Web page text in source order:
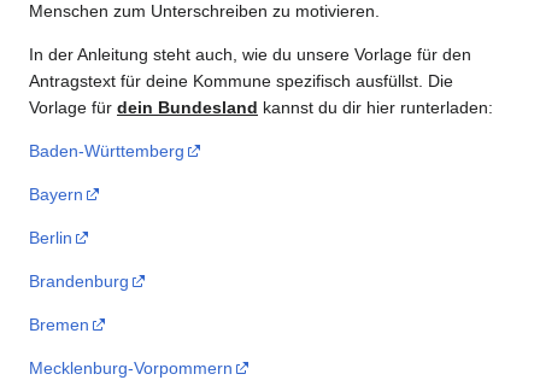
Menschen zum Unterschreiben zu motivieren.
In der Anleitung steht auch, wie du unsere Vorlage für den
Antragstext für deine Kommune spezifisch ausfüllst. Die
Vorlage für dein Bundesland kannst du dir hier runterladen:
Baden-Württemberg
Bayern
Berlin
Brandenburg
Bremen
Mecklenburg-Vorpommern